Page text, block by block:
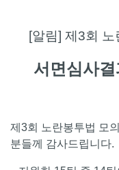
[알림] 제3회
서면심사
제3회 노란봉투법 모
분들께 감사드립니다.